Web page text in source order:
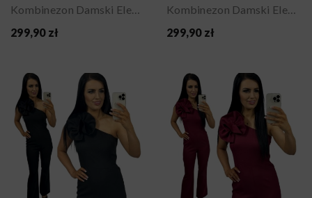
Kombinezon Damski Elegancki Militarny Z...
299,90 zł
Kombinezon Damski Elegancki Na Jedno Ramię Na...
299,90 zł